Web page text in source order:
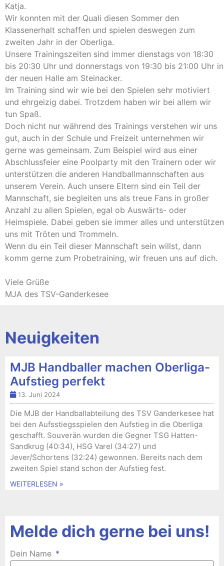
Katja.
Wir konnten mit der Quali diesen Sommer den
Klassenerhalt schaffen und spielen deswegen zum
zweiten Jahr in der Oberliga.
Unsere Trainingszeiten sind immer dienstags von 18:30
bis 20:30 Uhr und donnerstags von 19:30 bis 21:00 Uhr in
der neuen Halle am Steinacker.
Im Training sind wir wie bei den Spielen sehr motiviert
und ehrgeizig dabei. Trotzdem haben wir bei allem wir
tun Spaß.
Doch nicht nur während des Trainings verstehen wir uns
gut, auch in der Schule und Freizeit unternehmen wir
gerne was gemeinsam. Zum Beispiel wird aus einer
Abschlussfeier eine Poolparty mit den Trainern oder wir
unterstützen die anderen Handballmannschaften aus
unserem Verein. Auch unsere Eltern sind ein Teil der
Mannschaft, sie begleiten uns als treue Fans in großer
Anzahl zu allen Spielen, egal ob Auswärts- oder
Heimspiele. Dabei geben sie immer alles und unterstützen
uns mit Tröten und Trommeln.
Wenn du ein Teil dieser Mannschaft sein willst, dann
komm gerne zum Probetraining, wir freuen uns auf dich.
Viele Grüße
MJA des TSV-Ganderkesee
Neuigkeiten
MJB Handballer machen Oberliga-
Aufstieg perfekt
13. Juni 2024
Die MJB der Handballabteilung des TSV Ganderkesee hat
bei den Aufsstiegsspielen den Aufstieg in die Oberliga
geschafft. Souverän wurden die Gegner TSG Hatten-
Sandkrug (40:34), HSG Varel (34:27) und
Jever/Schortens (32:24) gewonnen. Bereits nach dem
zweiten Spiel stand schon der Aufstieg fest.
WEITERLESEN »
Melde dich gerne bei uns!
Dein Name